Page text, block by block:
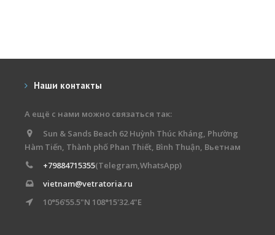
Наши контакты
А ещё с нами можно связаться так:
Sun & Sands Beach 62 Huỳnh Thúc Kháng, Phường
Hàm Tiến, Thành phố Phan Thiết, Bình Thuận, Вьетнам
+79884715355(Telegram,WhatsApp)
vietnam@vetratoria.ru
10°56'55.5"N 108°15'32.4"E